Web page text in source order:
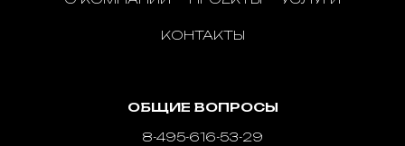
КОНТАКТЫ
ОБЩИЕ ВОПРОСЫ
8-495-616-53-29